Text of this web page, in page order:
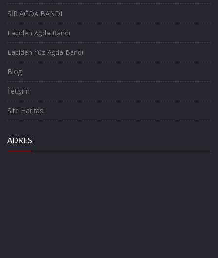
SİR AĞDA BANDI
Lapiden Ağda Bandı
Lapiden Yüz Ağda Bandı
Blog
İletişim
Site Haritası
ADRES